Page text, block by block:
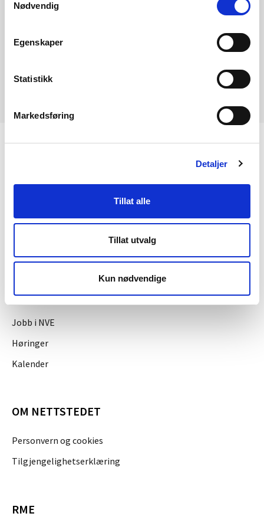
Nødvendig
Egenskaper
Statistikk
Markedsføring
Detaljer
Tillat alle
Tillat utvalg
Kun nødvendige
Miriam Jackson
Kontakt
Presserom
Om NVE
Jobb i NVE
Høringer
Kalender
OM NETTSTEDET
Personvern og cookies
Tilgjengelighetserklæring
RME